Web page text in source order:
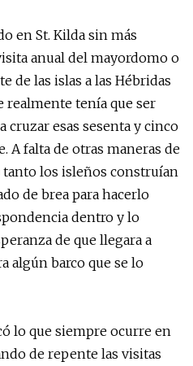
en St. Kilda sin más
anual del mayordomo o
de las islas a las Hébridas
realmente tenía que ser
cruzar esas sesenta y cinco
A falta de otras maneras de
los isleños construían
de brea para hacerlo
dentro y lo
de que llegara a
algún barco que se lo
lo que siempre ocurre en
de repente las visitas